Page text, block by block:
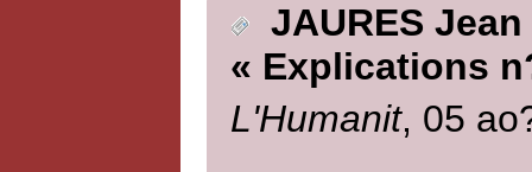
JAURES Jean
« Explications
L'Humanit, 05